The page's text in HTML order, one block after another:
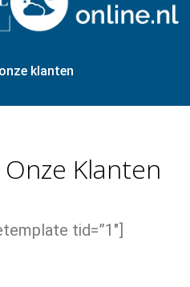
klanten
Klanten
tid=”1″]